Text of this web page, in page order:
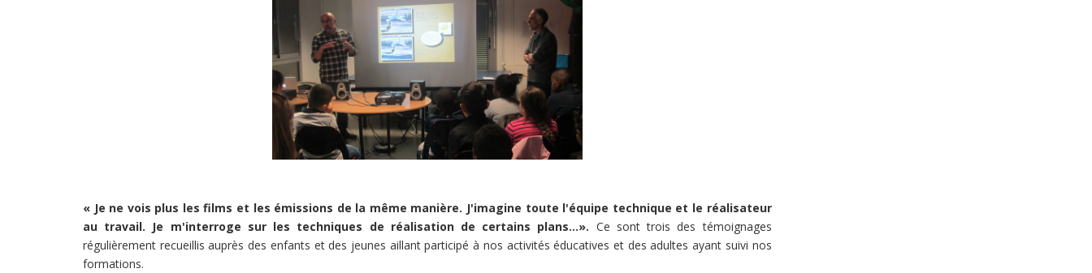
« Je ne vois plus les films et les émissions de la même manière. J'imagine toute l'équipe technique et le réalisateur
au travail. Je m'interroge sur les techniques de réalisation de certains plans...». Ce sont trois des témoignages
régulièrement recueillis auprès des enfants et des jeunes aillant participé à nos activités éducatives et des adultes ayant suivi nos
formations.